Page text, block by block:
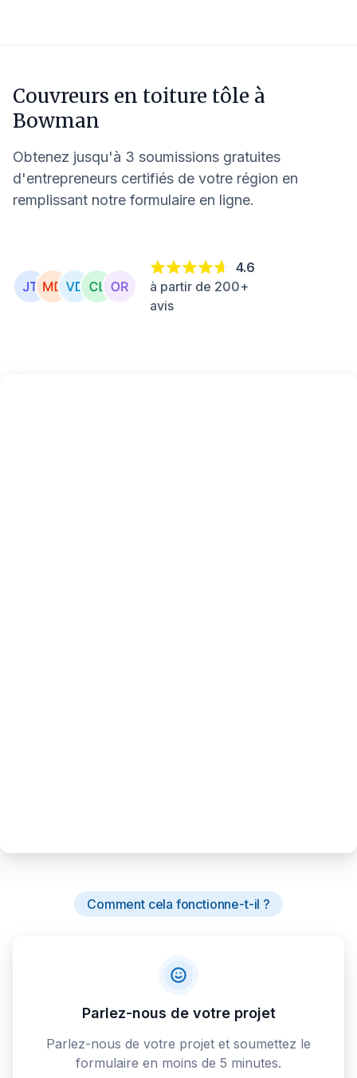
Couvreurs en toiture tôle à
Bowman
Obtenez jusqu'à 3 soumissions gratuites
d'entrepreneurs certifiés de votre région en
remplissant notre formulaire en ligne.
4.6
à partir de 200+
avis
Comment cela fonctionne-t-il ?
Parlez-nous de votre projet
Parlez-nous de votre projet et soumettez le
formulaire en moins de 5 minutes.